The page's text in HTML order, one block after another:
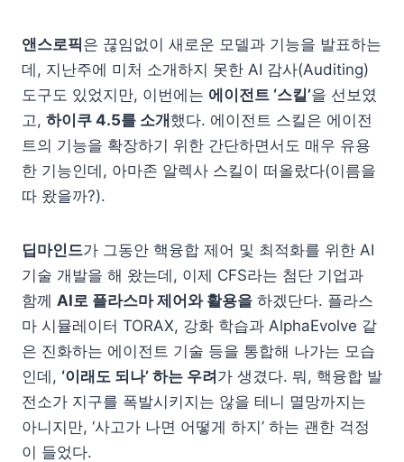
앤스로픽은 끊임없이 새로운 모델과 기능을 발표하는
데, 지난주에 미처 소개하지 못한 AI 감사(Auditing)
도구도 있었지만, 이번에는 에이전트 ‘스킬’을 선보였
고, 하이쿠 4.5를 소개 했다. 에이전트 스킬은 에이전
트의 기능을 확장하기 위한 간단하면서도 매우 유용
한 기능인데, 아마존 알렉사 스킬이 떠올랐다(이름을
따 왔을까?).
딥마인드가 그동안 핵융합 제어 및 최적화를 위한 AI
기술 개발을 해 왔는데, 이제 CFS라는 첨단 기업과
함께 AI로 플라스마 제어와 활용을 하겠단다. 플라스
마 시뮬레이터 TORAX, 강화 학습과 AlphaEvolve 같
은 진화하는 에이전트 기술 등을 통합해 나가는 모습
인데, ‘이래도 되나’ 하는 우려 가 생겼다. 뭐, 핵융합 발
전소가 지구를 폭발시키지는 않을 테니 멸망까지는
아니지만, ‘사고가 나면 어떻게 하지’ 하는 괜한 걱정
이 들었다.